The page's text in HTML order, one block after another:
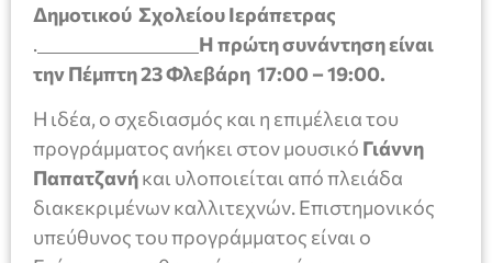
Δημοτικού Σχολείου Ιεράπετρας
.
Η πρώτη συνάντηση είναι
την Πέμπτη 23 Φλεβάρη 17:00 – 19:00.
Η ιδέα, ο σχεδιασμός και η επιμέλεια του
προγράμματος ανήκει στον μουσικό Γιάννη
Παπατζανήκαι υλοποιείται από πλειάδα
διακεκριμένων καλλιτεχνών. Επιστημονικός
υπεύθυνος του προγράμματος είναι ο